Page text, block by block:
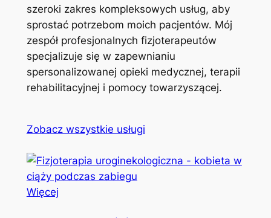
szeroki zakres kompleksowych usług, aby
sprostać potrzebom moich pacjentów. Mój
zespół profesjonalnych fizjoterapeutów
specjalizuje się w zapewnianiu
spersonalizowanej opieki medycznej, terapii
rehabilitacyjnej i pomocy towarzyszącej.
Zobacz wszystkie usługi
Więcej